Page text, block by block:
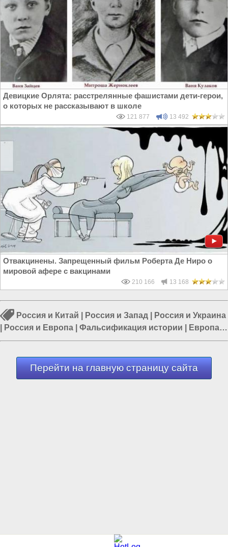
Девицкие Орлята: расстрелянные фашистами дети-герои,
о которых не рассказывают в школе
121 877 13 492
Отвакцинены. Запрещенный фильм Роберта Де Ниро о
мировой афере с вакцинами
210 166 13 168
Россия и Китай Россия и Запад
Россия и Украина
Россия и Европа Фальсификация истории
Европа и
Украина|Россия и ЕС
Перейти на главную страницу сайта